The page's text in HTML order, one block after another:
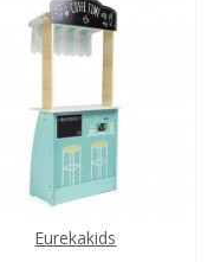
Eurekakids